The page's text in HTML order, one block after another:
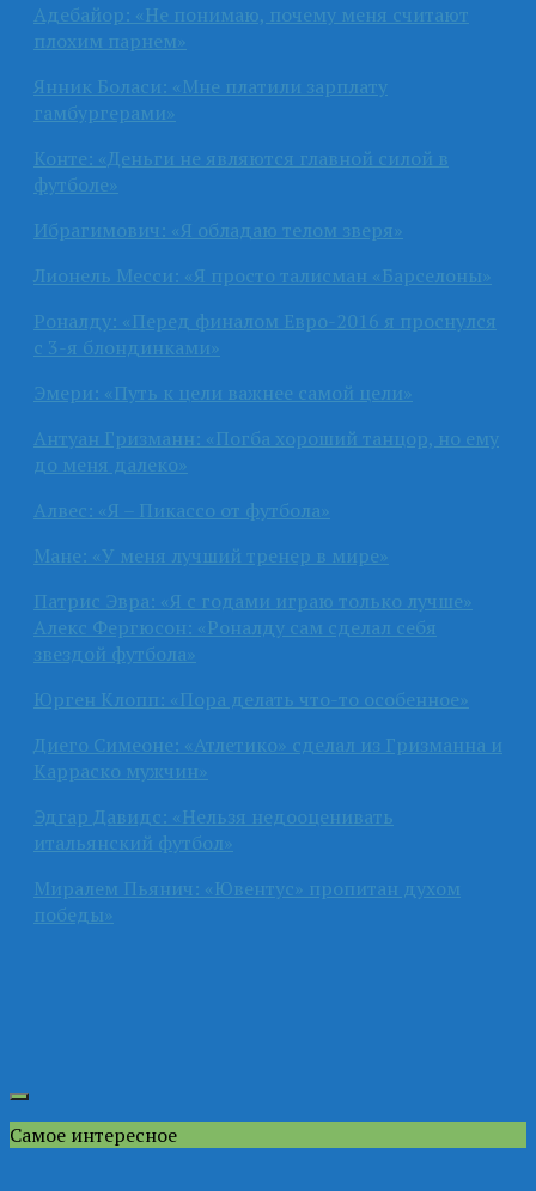
Адебайор: «Не понимаю, почему меня считают
плохим парнем»
Янник Боласи: «Мне платили зарплату
гамбургерами»
Конте: «Деньги не являются главной силой в
футболе»
Ибрагимович: «Я обладаю телом зверя»
Лионель Месси: «Я просто талисман «Барселоны»
Роналду: «Перед финалом Евро-2016 я проснулся
с 3-я блондинками»
Эмери: «Путь к цели важнее самой цели»
Антуан Гризманн: «Погба хороший танцор, но ему
до меня далеко»
Алвес: «Я – Пикассо от футбола»
Мане: «У меня лучший тренер в мире»
Патрис Эвра: «Я с годами играю только лучше»
Алекс Фергюсон: «Роналду сам сделал себя
звездой футбола»
Юрген Клопп: «Пора делать что-то особенное»
Диего Симеоне: «Атлетико» сделал из Гризманна и
Карраско мужчин»
Эдгар Давидс: «Нельзя недооценивать
итальянский футбол»
Миралем Пьянич: «Ювентус» пропитан духом
победы»
Самое интересное